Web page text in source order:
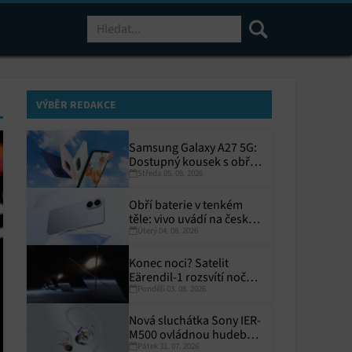
VÝBĚR REDAKCE
Samsung Galaxy A27 5G:
Dostupný kousek s obřím
displejem
Středa 05. 08. 2026
Obří baterie v tenkém
těle: vivo uvádí na český
trh V70 Lite 5G
Úterý 04. 08. 2026
Konec noci? Satelit
Eärendil-1 rozsvítí noční
Zemi
Pondělí 03. 08. 2026
Nová sluchátka Sony IER-
M500 ovládnou hudební
pódia!
Pátek 31. 07. 2026